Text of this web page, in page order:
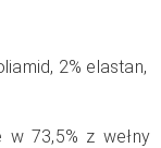
2% elastan,
w 73,5% z wełny